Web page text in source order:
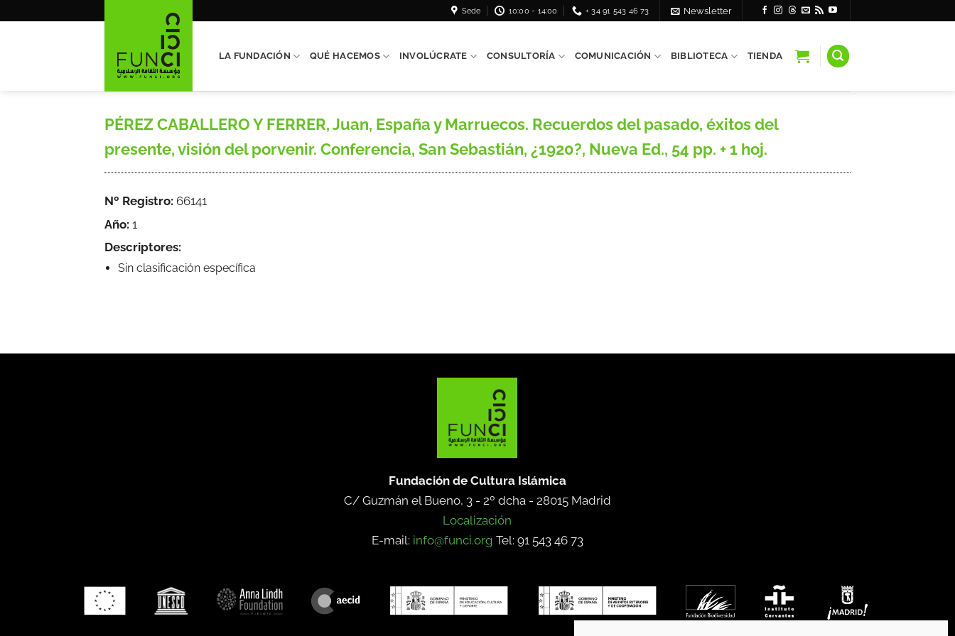
Sede 10:00 - 14:00 + 34 91 543 46 73 Newsletter
LA FUNDACIÓN QUÉ HACEMOS INVOLÚCRATE CONSULTORÍA COMUNICACIÓN BIBLIOTECA TIENDA
PÉREZ CABALLERO Y FERRER, Juan, España y Marruecos. Recuerdos del pasado, éxitos del
presente, visión del porvenir. Conferencia, San Sebastián, ¿1920?, Nueva Ed., 54 pp. + 1 hoj.
Nº Registro: 66141
Año: 1
Descriptores:
Sin clasificación específica
Fundación de Cultura Islámica
C/ Guzmán el Bueno, 3 - 2º dcha - 28015 Madrid
Localización
E-mail: info@funci.org Tel: 91 543 46 73